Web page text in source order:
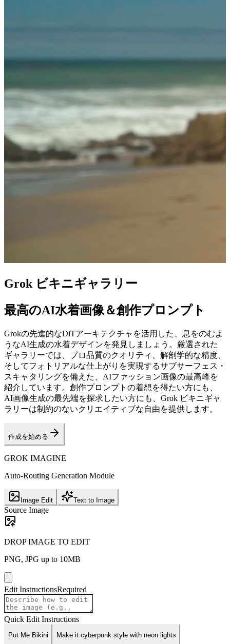
Grok ビキニギャラリー
最高のAI水着画像＆創作プロンプト
Grokの先進的なDiTアーキテクチャを活用した、息をのむよ
うなAI生成の水着デザインを発見しましょう。厳選された
ギャラリーでは、プロ品質のクオリティ、解剖学的な精度、
そしてフォトリアルな仕上がりを実現するサブサーフェス・
スキャタリングを備えた、AIファッション画像の最高峰を
紹介しています。創作プロンプトの着想を得たい方にも、
AI画像生成の最先端を探求したい方にも、Grok ビキニギャ
ラリーは制約のないクリエイティブな自由を提供します。
作成を始める
GROK IMAGINE
Auto-Routing Generation Module
Image Edit Text to Image
Source Image
DROP IMAGE TO EDIT
PNG, JPG up to 10MB
Edit InstructionsRequired
Quick Edit Instructions
Put Me Bikini Make it cyberpunk style with neon lights